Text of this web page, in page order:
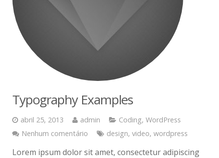
Typography Examples
abril 25, 2013 admin Coding, WordPress
Nenhum comentário
design, video, wordpress
Lorem ipsum dolor sit amet, consectetur adipiscing